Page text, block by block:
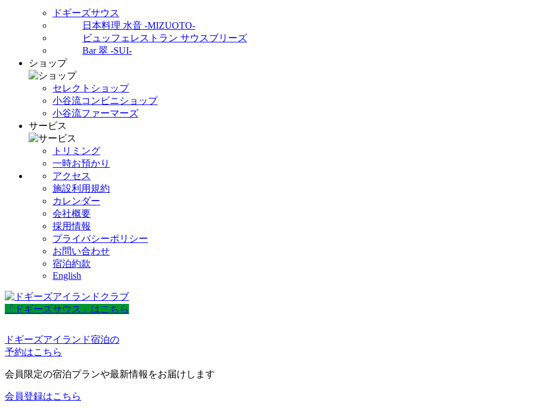
ドギーズサウス
日本料理 水音 -MIZUOTO-
ビュッフェレストラン サウスブリーズ
Bar 翠 -SUI-
ショップ
セレクトショップ
小谷流コンビニショップ
小谷流ファーマーズ
サービス
トリミング
一時お預かり
アクセス
施設利用規約
カレンダー
会社概要
採用情報
プライバシーポリシー
お問い合わせ
宿泊約款
English
「ドギーズサウス」はこちら
ドギーズアイランド宿泊の
予約はこちら
会員限定の宿泊プランや最新情報をお届けします
会員登録はこちら